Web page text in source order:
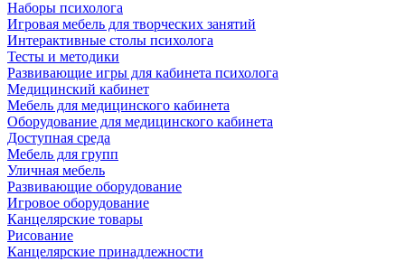
Наборы психолога
Игровая мебель для творческих занятий
Интерактивные столы психолога
Тесты и методики
Развивающие игры для кабинета психолога
Медицинский кабинет
Мебель для медицинского кабинета
Оборудование для медицинского кабинета
Доступная среда
Мебель для групп
Уличная мебель
Развивающие оборудование
Игровое оборудование
Канцелярские товары
Рисование
Канцелярские принадлежности